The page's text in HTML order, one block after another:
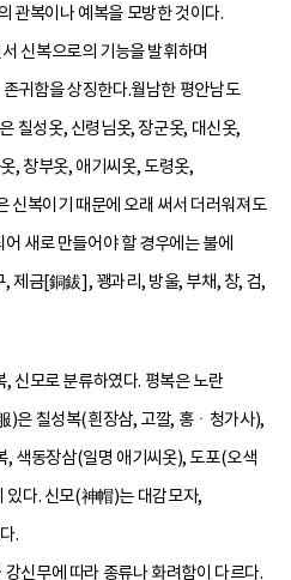
관복이나 예복을 모방한 것이다.
신복으로의 기능을 발휘하며
귀함을 상징한다.월남한 평안남도
칠성옷, 신령님옷, 장군옷, 대신옷,
, 창부옷, 애기씨옷, 도령옷,
신복이기 때문에 오래 써서 더러워져도
새로 만들어야 할 경우에는 불에
, 제금[銅鈸], 꽹과리, 방울, 부채, 창, 검,
신모로 분류하였다. 평복은 노란
)은 칠성복(흰장삼, 고깔, 홍ㆍ청가사),
, 색동장삼(일명 애기씨옷), 도포(오색
있다. 신모(神帽)는 대감모자,
.
신무에 따라 종류나 화려함이 다르다.